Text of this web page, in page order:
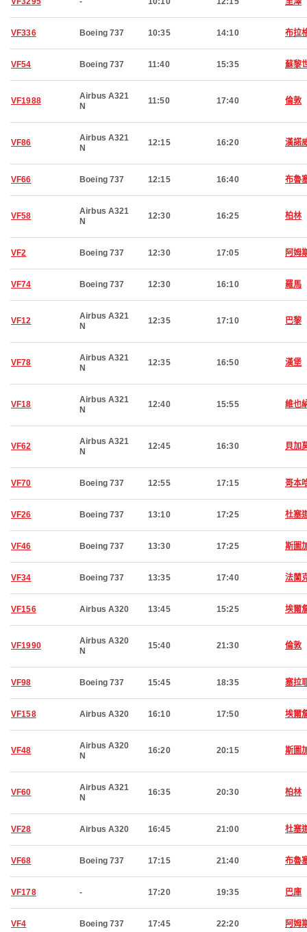
VF336 Boeing 737 10:35 14:10 布拉
VF54 Boeing 737 11:40 15:35 蘇黎
VF1988
Airbus A321
N
11:50 17:40 倫敦
VF86
Airbus A321
N
12:15 16:20 漢諾
VF66 Boeing 737 12:15 16:40 布魯
VF58
Airbus A321
N
12:30 16:25 柏林
VF2 Boeing 737 12:30 17:05 阿姆
VF74 Boeing 737 12:30 16:10 羅馬
VF12
Airbus A321
N
12:35 17:10 巴黎
VF78
Airbus A321
N
12:35 16:50 漢堡
VF18
Airbus A321
N
12:40 15:55 維也
VF62
Airbus A321
N
12:45 16:30 貝加
VF70 Boeing 737 12:55 17:15 哥本
VF26 Boeing 737 13:10 17:25 杜塞
VF46 Boeing 737 13:30 17:25 斯圖
VF34 Boeing 737 13:35 17:40 法蘭
VF156 Airbus A320 13:45 15:25 埃爾
VF1990
Airbus A320
N
15:40 21:30 倫敦
VF98 Boeing 737 15:45 18:35 塞拉
VF158 Airbus A320 16:10 17:50 埃爾
VF48
Airbus A320
N
16:20 20:15 斯圖
VF60
Airbus A321
N
16:35 20:30 柏林
VF28 Airbus A320 16:45 21:00 杜塞
VF68 Boeing 737 17:15 21:40 布魯
VF178 - 17:20 19:35 巴庫
VF4 Boeing 737 17:45 22:20 阿姆